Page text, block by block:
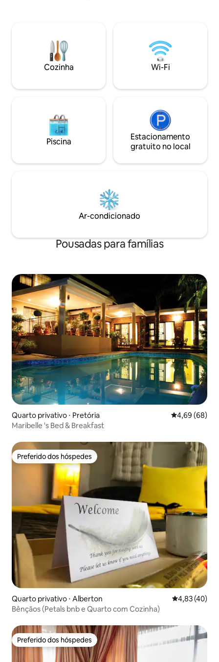
Fique à vontade para aproveitar o jardim
e as áreas externas, que incluem um
pátio para churrascos.
Churrasqueira/
solar para
Água de
a semana, exceto
Cozinha Wi-Fi
Piscina
Estacionamento
gratuito no local
Ar-condicionado
Pousadas para famílias
Quarto privativo ⋅ Pretória 4,69 de uma
4,69 (68)
Maribelle 's Bed & Breakfast
Preferido dos hóspedes
Preferido dos hóspedes
Quarto privativo ⋅ Alberton 4,83 de uma
4,83 (40)
Bênçãos (Petals bnb e Quarto com Cozinha)
Preferido dos hóspedes
Preferido dos hóspedes